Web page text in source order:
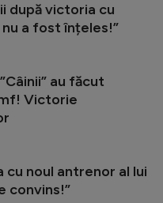
după victoria cu
a fost înțeles!”
au făcut
Victorie
noul antrenor al lui
convins!”